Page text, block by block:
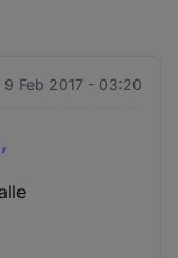
9 Feb 2017 - 03:20